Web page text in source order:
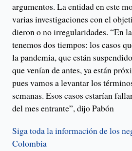
argumentos. La entidad en este
varias investigaciones con el
dieron o no irregularidades. “En
tenemos dos tiempos: los casos
la pandemia, que están
que venían de antes, ya están
pues vamos a levantar los
semanas. Esos casos estarían
del mes entrante”, dijo Pabón
Siga toda la información de los
Colombia